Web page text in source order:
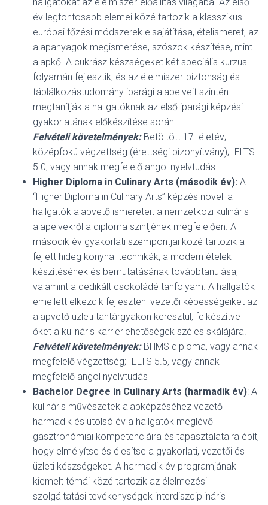
év legfontosabb elemei közé tartozik a klasszikus
európai főzési módszerek elsajátítása, ételismeret, az
alapanyagok megismerése, szószok készítése, mint
alapkő. A cukrász készségeket két speciális kurzus
folyamán fejlesztik, és az élelmiszer-biztonság és
táplálkozástudomány iparági alapelveit szintén
megtanítják a hallgatóknak az első iparági képzési
gyakorlatának előkészítése során.
Felvételi követelmények: Betöltött 17. életév;
középfokú végzettség (érettségi bizonyítvány); IELTS
5.0, vagy annak megfelelő angol nyelvtudás
Higher Diploma in Culinary Arts (második év): A
“Higher Diploma in Culinary Arts” képzés növeli a
hallgatók alapvető ismereteit a nemzetközi kulináris
alapelvekről a diploma szintjének megfelelően. A
második év gyakorlati szempontjai közé tartozik a
fejlett hideg konyhai technikák, a modern ételek
készítésének és bemutatásának továbbtanulása,
valamint a dedikált csokoládé tanfolyam. A hallgatók
emellett elkezdik fejleszteni vezetői képességeiket az
alapvető üzleti tantárgyakon keresztül, felkészítve
őket a kulináris karrierlehetőségek széles skálájára.
Felvételi követelmények: BHMS diploma, vagy annak
megfelelő végzettség; IELTS 5.5, vagy annak
megfelelő angol nyelvtudás
Bachelor Degree in Culinary Arts (harmadik év): A
kulináris művészetek alapképzéséhez vezető
harmadik és utolsó év a hallgatók meglévő
gasztronómiai kompetenciáira és tapasztalataira épít,
hogy elmélyítse és élesítse a gyakorlati, vezetői és
üzleti készségeket. A harmadik év programjának
kiemelt témái közé tartozik az élelmezési
szolgáltatási tevékenységek interdiszciplináris